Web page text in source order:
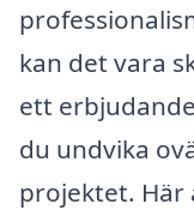
kan det vara
ett
du undvika
projektet. Här